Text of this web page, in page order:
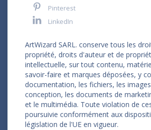
Pinterest
LinkedIn
ArtWizard SARL. conserve tous les
propriété, droits d'auteur et de
intellectuelle, sur tout contenu,
savoir-faire et marques déposées, y
documentation, les fichiers, les
conception, les documents de
et le multimédia. Toute violation de
poursuivie conformément aux
législation de l'UE en vigueur.